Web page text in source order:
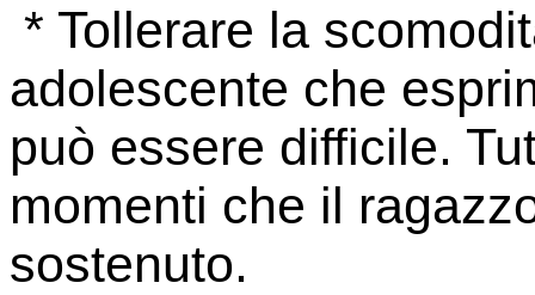
* Tollerare la
adolescente che
può essere difficile.
momenti che il
sostenuto.